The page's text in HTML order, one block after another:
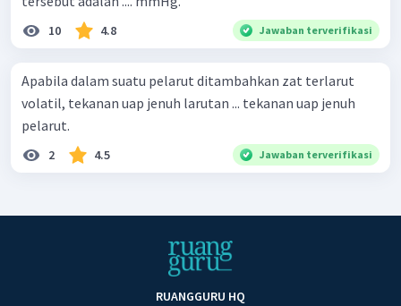
10 4.8 Jawaban terverifikasi
Apabila dalam suatu pelarut ditambahkan zat terlarut
volatil, tekanan uap jenuh larutan ... tekanan uap jenuh
pelarut.
2 4.5 Jawaban terverifikasi
RUANGGURU HQ